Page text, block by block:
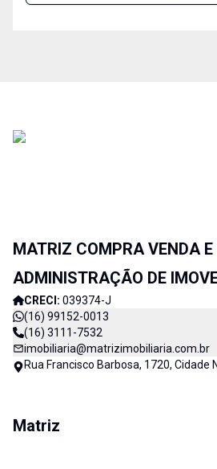
MATRIZ COMPRA VENDA E
ADMINISTRAÇÃO DE
CRECI: 039374-J
(16) 99152-0013
(16) 3111-7532
imobiliaria@matrizimobiliaria.com.br
Rua Francisco Barbosa, 1720, Cidade
Matriz